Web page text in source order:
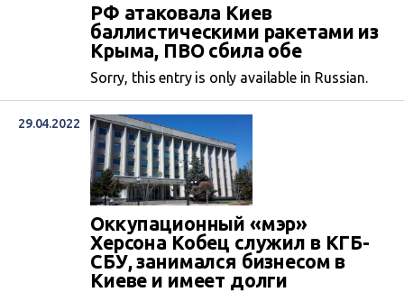
РФ атаковала Киев
баллистическими ракетами из
Крыма, ПВО сбила обе
Sorry, this entry is only available in Russian.
29.04.2022
Оккупационный «мэр»
Херсона Кобец служил в КГБ-
СБУ, занимался бизнесом в
Киеве и имеет долги